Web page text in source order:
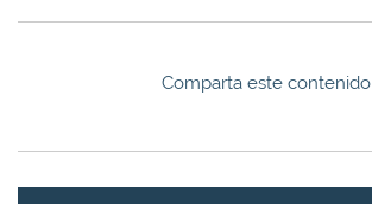
Comparta este contenido